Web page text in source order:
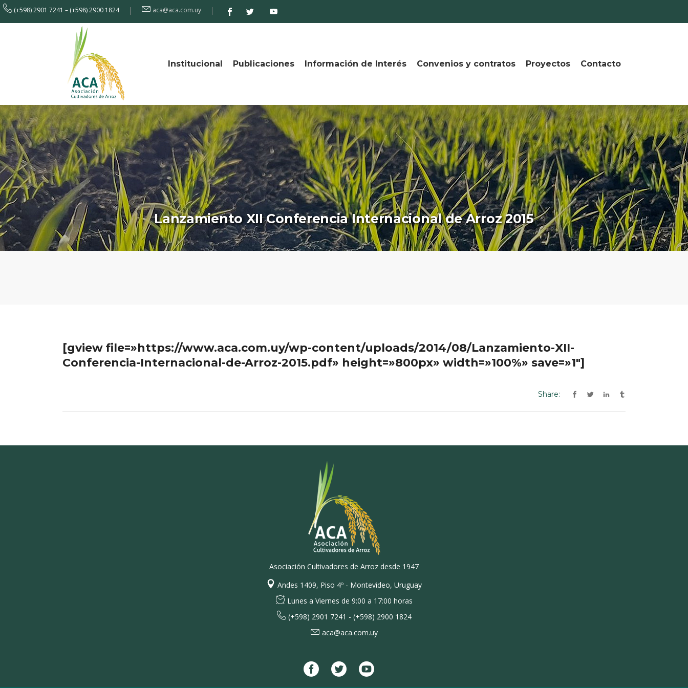
(+598) 2901 7241 – (+598) 2900 1824 aca@aca.com.uy
Institucional Publicaciones Información de Interés Convenios y contratos Proyectos Contacto
Lanzamiento XII Conferencia Internacional de Arroz 2015
[gview file=»https://www.aca.com.uy/wp-content/uploads/2014/08/Lanzamiento-XII-
Conferencia-Internacional-de-Arroz-2015.pdf» height=»800px» width=»100%» save=»1″]
Share:
Asociación Cultivadores de Arroz desde 1947
Andes 1409, Piso 4º - Montevideo, Uruguay
Lunes a Viernes de 9:00 a 17:00 horas
(+598) 2901 7241 - (+598) 2900 1824
aca@aca.com.uy